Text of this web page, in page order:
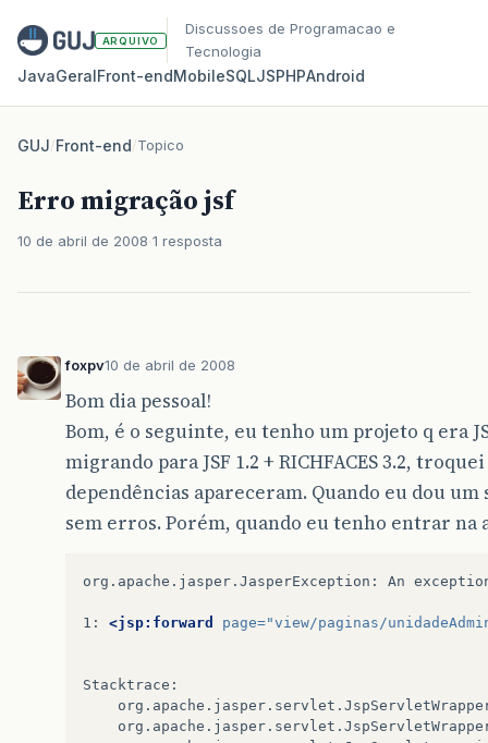
ARQUIVO
Discussoes de Programacao e
Tecnologia
JavaGeralFront‑endMobileSQLJSPHPAndroid
GUJ/Front-end/Topico
Erro migração jsf
10 de abril de 2008 1 resposta
foxpv10 de abril de 2008
Bom dia pessoal!
Bom, é o seguinte, eu tenho um projeto q era
migrando para JSF 1.2 + RICHFACES 3.2,
dependências apareceram. Quando eu dou
sem erros. Porém, quando eu tenho entrar na
org.apache.jasper.JasperException: An
1: <jsp:forward page="view/paginas/